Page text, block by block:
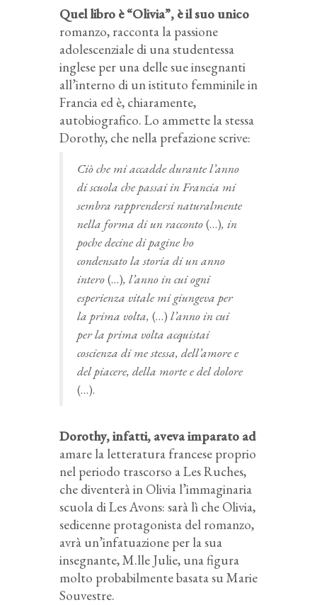
Quel libro è “Olivia”, è il suo unico
romanzo, racconta la passione
adolescenziale di una studentessa
inglese per una delle sue insegnanti
all’interno di un istituto femminile in
Francia ed è, chiaramente,
autobiografico. Lo ammette la stessa
Dorothy, che nella prefazione scrive:
Ciò che mi accadde durante l’anno
di scuola che passai in Francia mi
sembra rapprendersi naturalmente
nella forma di un racconto(…), in
poche decine di pagine ho
condensato la storia di un anno
intero(…), l’anno in cui ogni
esperienza vitale mi giungeva per
la prima volta, (…) l’anno in cui
per la prima volta acquistai
coscienza di me stessa, dell’amore e
del piacere, della morte e del dolore
(…).
Dorothy, infatti, aveva imparato ad
amare la letteratura francese proprio
nel periodo trascorso a Les Ruches,
che diventerà in Olivia l’immaginaria
scuola di Les Avons: sarà lì che Olivia,
sedicenne protagonista del romanzo,
avrà un’infatuazione per la sua
insegnante, M.lle Julie, una figura
molto probabilmente basata su Marie
Souvestre.